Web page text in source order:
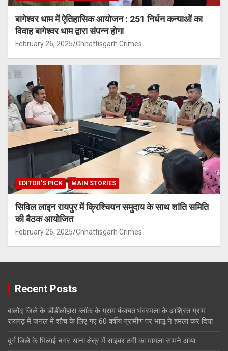
बागेश्वर धाम में ऐतिहासिक आयोजन : 251 निर्धन कन्याओं का
विवाह बागेश्वर धाम द्वारा संपन्न होगा
February 26, 2025 Chhattisgarh Crimes
EDITOR'S PICK MAIN STORIES
सिविल लाइन रायपुर में क्रिश्चियन समुदाय के साथ शांति समिति
की बैठक आयोजित
February 26, 2025 Chhattisgarh Crimes
Recent Posts
बालोद जिले के डौंडीलोहारा ब्लॉक के ग्राम पंचायत भंवरमला के आश्रित ग्राम
रायगढ़ में जंगल में शौच के लिए गए 60 वर्षीय ग्रामीण पर भालू ने हमला कर दिया
दुर्ग जिले के भिलाई नगर थाना क्षेत्र में साइबर ठगी का मामला सामने आया